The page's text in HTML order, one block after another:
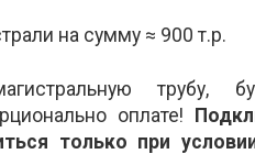
на сумму ≈ 900 т.р.
трубу,
оплате!
только при